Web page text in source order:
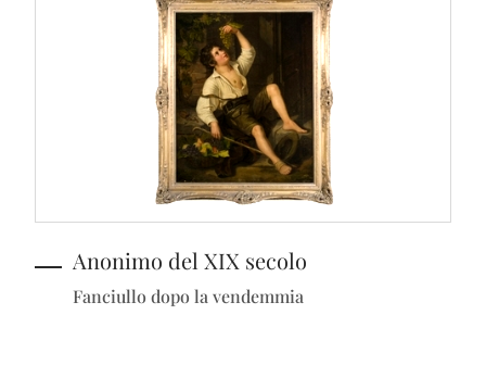
Anonimo del XIX secolo
Fanciullo dopo la vendemmia